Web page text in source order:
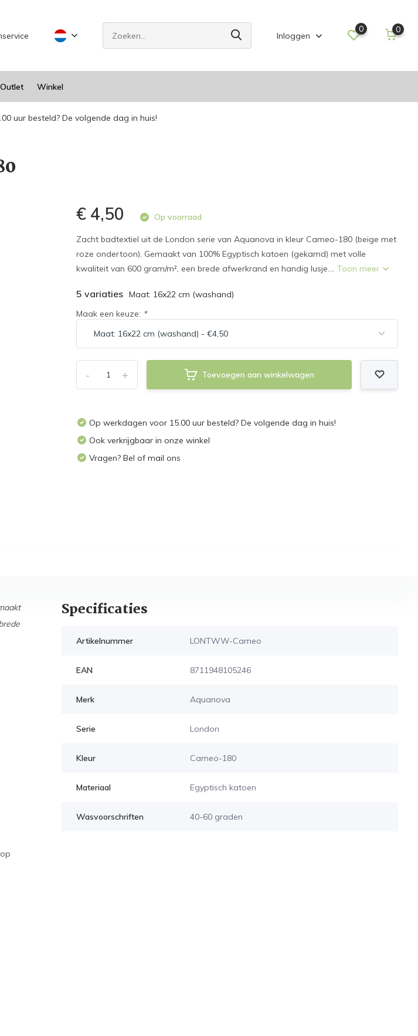
Inloggen
0 0
Outlet Winkel
uur besteld? De volgende dag in huis!
€ 4,50 Op voorraad
Zacht badtextiel uit de London serie van Aquanova in kleur Cameo-180 (beige met
roze ondertoon). Gemaakt van 100% Egyptisch katoen (gekamd) met volle
kwaliteit van 600 gram/m², een brede afwerkrand en handig lusje....Toon meer
5 variaties Maat: 16x22 cm (washand)
Maak een keuze: *
+
- Toevoegen aan winkelwagen
Op werkdagen voor 15.00 uur besteld? De volgende dag in huis!
Ook verkrijgbaar in onze winkel
Vragen? Bel of mail ons
Specificaties
Artikelnummer LONTWW-Cameo
EAN 8711948105246
Merk Aquanova
Serie London
Kleur Cameo-180
Materiaal Egyptisch katoen
Wasvoorschriften 40-60 graden